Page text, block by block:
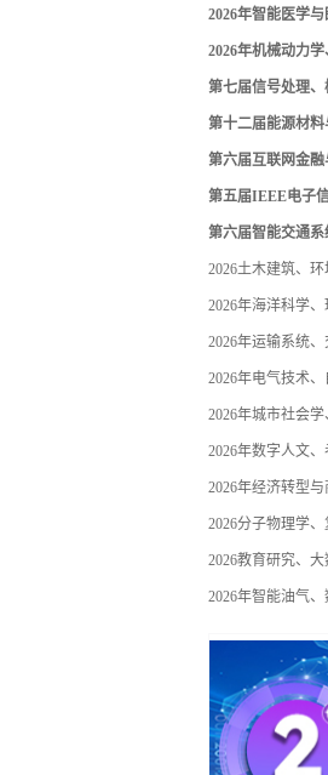
2026年智能医学
2026年机械动力
第七届信号处理、
第十二届能源材
第六届互联网金融
第五届IEEE电子
第六届智能交通系
2026土木建筑、环
2026年海洋科学、
2026年运输系统、
2026年电气技术、
2026年城市社会学
2026年数字人文
2026年经济转型与
2026分子物理学
2026教育研究、
2026年智能油气